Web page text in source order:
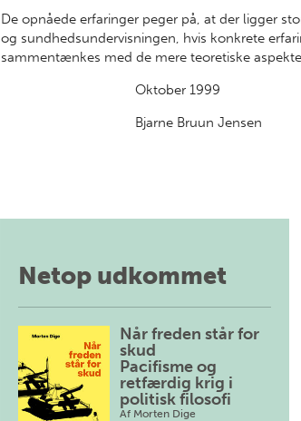
De opnåede erfaringer peger på, at der ligger
og sundhedsundervisningen, hvis konkrete
sammentænkes med de mere teoretiske
Oktober 1999
Bjarne Bruun Jensen
Netop udkommet
Når freden står for
skud
Pacifisme og
retfærdig krig i
politisk filosofi
Af Morten Dige